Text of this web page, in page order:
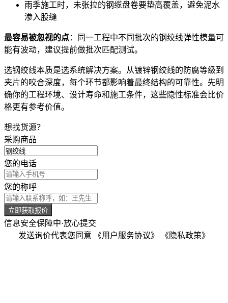
雨季施工时，未张拉的钢缆盘卷要垫高覆盖，避免泥水
渗入股缝
最容易被忽视的点：同一工程中不同批次的钢绞线弹性模量可
能有波动，建议提前做批次匹配测试。
选钢绞线本质是选系统解决方案。从镀锌钢绞线的防腐等级到
夹片的咬合深度，每个环节都影响着最终结构的可靠性。先明
确你的工程环境、设计寿命和施工条件，这些隐性标准会比价
格更有参考价值。
想找货源？
采购商品
您的电话
您的称呼
立即获取报价
信息安全保障中·放心提交
发送询价代表您同意 《用户服务协议》 《隐私政策》